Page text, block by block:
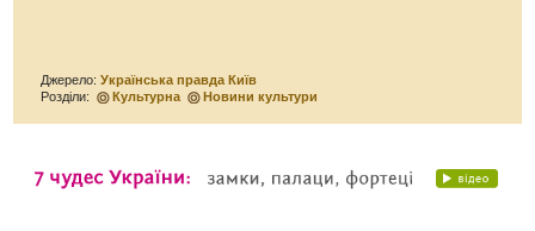
Джерело:Українська правда Київ
Розділи:
Культурна Новини культури